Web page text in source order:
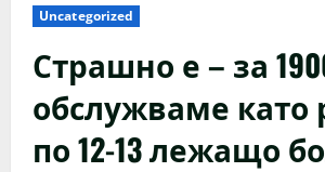
Uncategorized
Страшно е – за
обслужваме като
по 12-13 лежащо